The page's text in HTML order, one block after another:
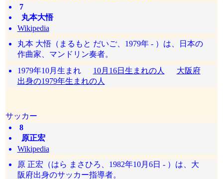
7
丸本大悟
Wikipedia
丸本 大悟（まるもと だいご、1979年 - ）は、日本の
作曲家、マンドリン奏者。
1979年10月生まれ 10月16日生まれの人
大阪府
出身の1979年生まれの人
サッカー
8
原正宏
Wikipedia
原 正宏（はら まさひろ、1982年10月6日 - ）は、大
阪府出身のサッカー指導者。